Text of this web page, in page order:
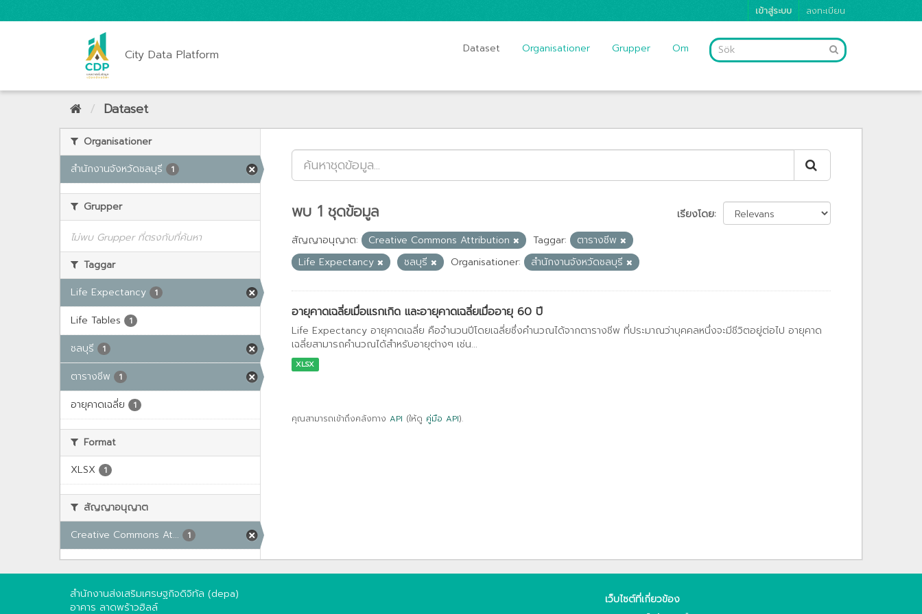
เข้าสู่ระบบ ลงทะเบียน
City Data Platform Dataset Organisationer Grupper Om
Dataset
Organisationer
สำนักงานจังหวัดชลบุรี
1
Grupper
ไม่พบ Grupper ที่ตรงกับที่ค้นหา
Taggar
Life Expectancy
1
Life Tables 1
ชลบุรี 1
ตารางชีพ 1
อายุคาดเฉลี่ย 1
Format
XLSX
1
สัญญาอนุญาต
Creative Commons At...
1
เรียงโดย
พบ 1 ชุดข้อมูล
สัญญาอนุญาต: Creative Commons Attribution Taggar:
ตารางชีพ
Life Expectancy
ชลบุรี Organisationer: สำนักงานจังหวัดชลบุรี
อายุคาดเฉลี่ยเมื่อแรกเกิด และอายุคาดเฉลี่ยเมื่ออายุ 60 ปี
Life Expectancy อายุคาดเฉลี่ย คือจำนวนปีโดยเฉลี่ยซึ่งคำนวณได้จากตารางชีพ ที่ประมาณว่าบุคคลหนึ่งจะมีชีวิตอยู่ต่อไป อายุคาด
เฉลี่ยสามารถคำนวณได้สำหรับอายุต่างๆ เช่น...
XLSX
คุณสามารถเข้าถึงคลังทาง API (ให้ดู คู่มือ API).
สำนักงานส่งเสริมเศรษฐกิจดิจิทัล (depa)
อาคาร ลาดพร้าวฮิลล์
เว็บไซต์ที่เกี่ยวข้อง